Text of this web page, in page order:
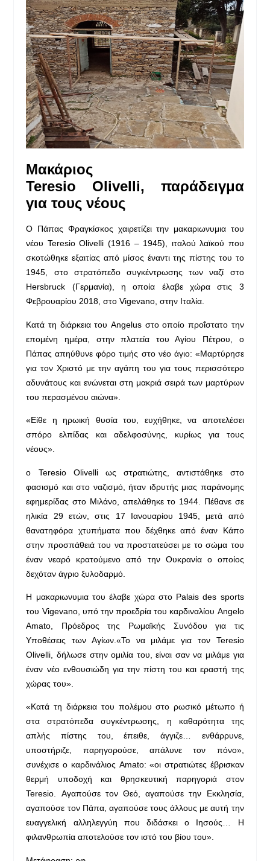
Μακάριος
Teresio Olivelli, παράδειγμα
για τους νέους
Ο Πάπας Φραγκίσκος χαιρετίζει την μακαριωνυμια του
νέου Teresio Olivelli (1916 – 1945), ιταλού λαϊκού που
σκοτώθηκε εξαιτίας από μίσος έναντι της πίστης του το
1945, στο στρατόπεδο συγκέντρωσης των ναζί στο
Hersbruck (Γερμανία), η οποία έλαβε χώρα στις 3
Φεβρουαρίου 2018, στο Vigevano, στην Ιταλία.
Κατά τη διάρκεια του Angelus στο οποίο προΐστατο την
επομένη ημέρα, στην πλατεία του Αγίου Πέτρου, ο
Πάπας απηύθυνε φόρο τιμής στο νέο άγιο: «Μαρτύρησε
για τον Χριστό με την αγάπη του για τους περισσότερο
αδυνάτους και ενώνεται στη μακριά σειρά των μαρτύρων
του περασμένου αιώνα».
«Είθε η ηρωική θυσία του, ευχήθηκε, να αποτελέσει
σπόρο ελπίδας και αδελφοσύνης, κυρίως για τους
νέους».
ο Teresio Olivelli ως στρατιώτης, αντιστάθηκε στο
φασισμό και στο ναζισμό, ήταν ιδρυτής μιας παράνομης
εφημερίδας στο Μιλάνο, απελάθηκε το 1944. Πέθανε σε
ηλικία 29 ετών, στις 17 Ιανουαρίου 1945, μετά από
θανατηφόρα χτυπήματα που δέχθηκε από έναν Κάπο
στην προσπάθειά του να προστατεύσει με το σώμα του
έναν νεαρό κρατούμενο από την Ουκρανία ο οποίος
δεχόταν άγριο ξυλοδαρμό.
Η μακαριωνυμια του έλαβε χώρα στο Palais des sports
του Vigevano, υπό την προεδρία του καρδιναλίου Angelo
Amato, Πρόεδρος της Ρωμαϊκής Συνόδου για τις
Υποθέσεις των Αγίων.«Το να μιλάμε για τον Teresio
Olivelli, δήλωσε στην ομιλία του, είναι σαν να μιλάμε για
έναν νέο ενθουσιώδη για την πίστη του και εραστή της
χώρας του».
«Κατά τη διάρκεια του πολέμου στο ρωσικό μέτωπο ή
στα στρατόπεδα συγκέντρωσης, η καθαρότητα της
απλής πίστης του, έπειθε, άγγιζε… ενθάρρυνε,
υποστήριζε, παρηγορούσε, απάλυνε τον πόνο»,
συνέχισε ο καρδινάλιος Amato: «οι στρατιώτες έβρισκαν
θερμή υποδοχή και θρησκευτική παρηγοριά στον
Teresio. Αγαπούσε τον Θεό, αγαπούσε την Εκκλησία,
αγαπούσε τον Πάπα, αγαπούσε τους άλλους με αυτή την
ευαγγελική αλληλεγγύη που διδάσκει ο Ιησούς… Η
φιλανθρωπία αποτελούσε τον ιστό του βίου του».